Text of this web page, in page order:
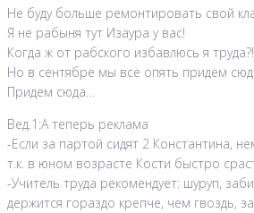
Не буду больше ремонтировать свой
Я не рабыня тут Изаура у вас!
Когда ж от рабского избавлюсь я труда?!
Но в сентябре мы все опять придем
Придем сюда…
Вед.1:А теперь реклама
-Если за партой сидят 2 Константина,
т.к. в юном возрасте Кости быстро
-Учитель труда рекомендует: шуруп,
держится гораздо крепче, чем гвоздь,